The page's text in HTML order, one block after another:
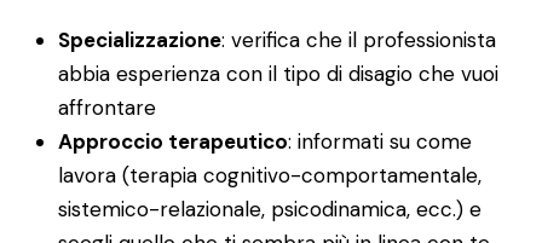
Specializzazione: verifica che il professionista
abbia esperienza con il tipo di disagio che vuoi
affrontare
Approccio terapeutico: informati su come
lavora (terapia cognitivo-comportamentale,
sistemico-relazionale, psicodinamica, ecc.) e